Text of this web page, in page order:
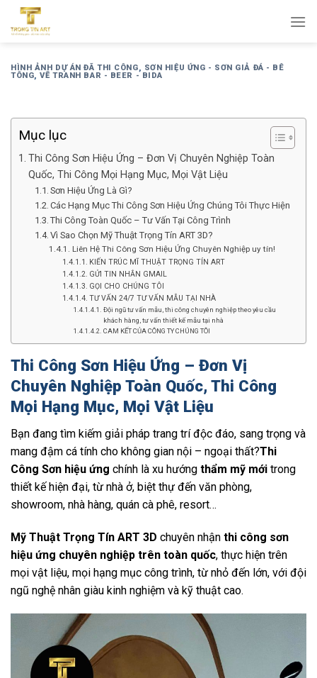
qua
dungHÌNH ẢNH DỰ ÁN ĐÃ THI CÔNG, SƠN HIỆU ỨNG - SƠN GIẢ ĐÁ - BÊ
TÔNG,VẼ TRANH BAR - BEER - BIDA
Mục lục
Thi Công Sơn Hiệu Ứng – Đơn Vị Chuyên Nghiệp Toàn
Quốc, Thi Công Mọi Hạng Mục, Mọi Vật Liệu
Sơn Hiệu Ứng Là Gì?
Các Hạng Mục Thi Công Sơn Hiệu Ứng Chúng Tôi Thực Hiện
Thi Công Toàn Quốc – Tư Vấn Tại Công Trình
Vì Sao Chọn Mỹ Thuật Trọng Tín ART 3D?
Liên Hệ Thi Công Sơn Hiệu Ứng Chuyên Nghiệp uy tín!
KIẾN TRÚC MĨ THUẬT TRỌNG TÍN ART
GỬI TIN NHẮN GMAIL
GỌI CHO CHÚNG TÔI
TƯ VẤN 24/7 TƯ VẤN MẪU TẠI NHÀ
Đội ngũ tư vấn mẫu, thi công chuyên nghiệp theo yêu cầu
khách hàng, tư vấn thiết kế mẫu tại nhà
CAM KẾT CỦA CÔNG TY CHÚNG TÔI
Thi Công Sơn Hiệu Ứng – Đơn Vị
Chuyên Nghiệp Toàn Quốc, Thi Công
Mọi Hạng Mục, Mọi Vật Liệu
Bạn đang tìm kiếm giải pháp trang trí độc đáo, sang trọng và
mang đậm cá tính cho không gian nội – ngoại thất?Thi
Công Sơn hiệu ứng chính là xu hướng thẩm mỹ mới trong
thiết kế hiện đại, từ nhà ở, biệt thự đến văn phòng,
showroom, nhà hàng, quán cà phê, resort…
Mỹ Thuật Trọng Tín ART 3D chuyên nhận thi công sơn
hiệu ứng chuyên nghiệp trên toàn quốc, thực hiện trên
mọi vật liệu, mọi hạng mục công trình, từ nhỏ đến lớn, với đội
ngũ nghệ nhân giàu kinh nghiệm và kỹ thuật cao.